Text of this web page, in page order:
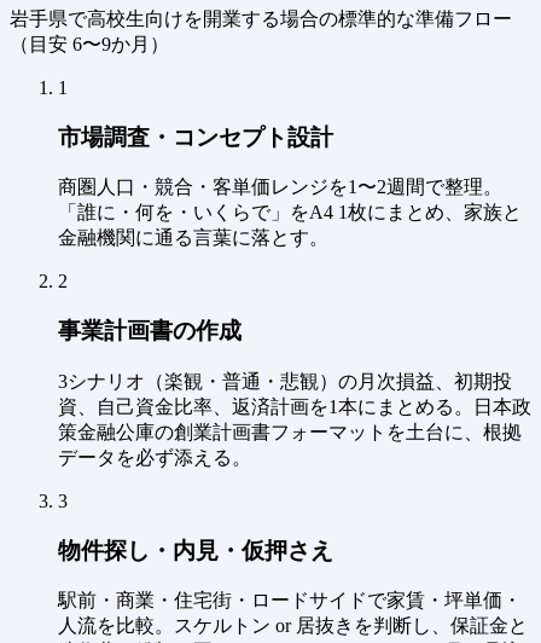
岩手県で高校生向けを開業する場合の標準的な準備フロー
（ 目安 6〜9か月 ）
1
市場調査・コンセプト設計
商圏人口・競合・客単価レンジを1〜2週間で整理。
「誰に・何を・いくらで」をA4 1枚にまとめ、家族と
金融機関に通る言葉に落とす。
2
事業計画書の作成
3シナリオ（楽観・普通・悲観）の月次損益、初期投
資、自己資金比率、返済計画を1本にまとめる。日本政
策金融公庫の創業計画書フォーマットを土台に、根拠
データを必ず添える。
3
物件探し・内見・仮押さえ
駅前・商業・住宅街・ロードサイドで家賃・坪単価・
人流を比較。スケルトン or 居抜きを判断し、保証金と